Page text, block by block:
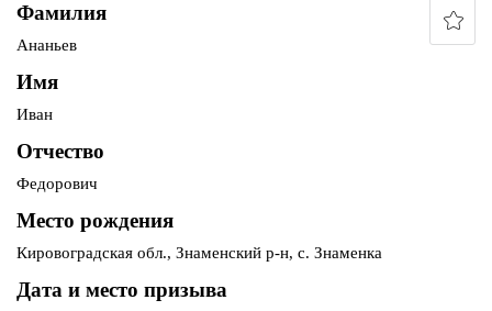
Фамилия
Ананьев
Имя
Иван
Отчество
Федорович
Место рождения
Кировоградская обл., Знаменский р-н, с. Знаменка
Дата и место призыва